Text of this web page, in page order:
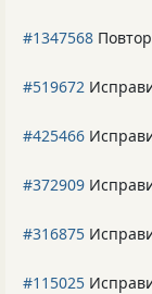
#1347568
#519672
#425466
#372909
#316875
#115025